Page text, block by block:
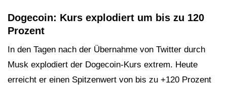
Dogecoin: Kurs explodiert um bis zu 120
Prozent
In den Tagen nach der Übernahme von Twitter durch
Musk explodiert der Dogecoin-Kurs extrem. Heute
erreicht er einen Spitzenwert von bis zu +120 Prozent